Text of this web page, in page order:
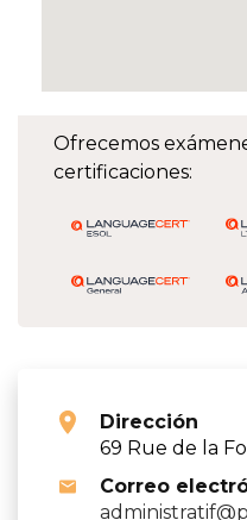
Ofrecemos
certificaciones:
Dirección
69 Rue de la
Correo